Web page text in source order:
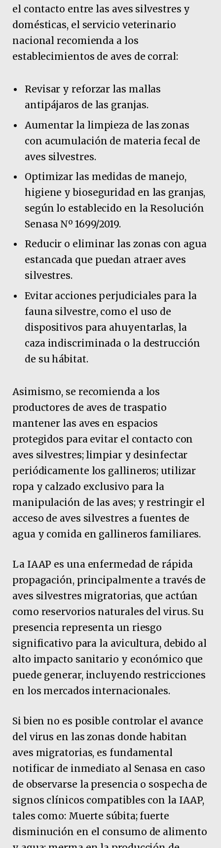
el contacto entre las aves silvestres y
domésticas, el servicio veterinario
nacional recomienda a los
establecimientos de aves de corral:
Revisar y reforzar las mallas
antipájaros de las granjas.
Aumentar la limpieza de las zonas
con acumulación de materia fecal de
aves silvestres.
Optimizar las medidas de manejo,
higiene y bioseguridad en las granjas,
según lo establecido en la Resolución
Senasa Nº 1699/2019.
Reducir o eliminar las zonas con agua
estancada que puedan atraer aves
silvestres.
Evitar acciones perjudiciales para la
fauna silvestre, como el uso de
dispositivos para ahuyentarlas, la
caza indiscriminada o la destrucción
de su hábitat.
Asimismo, se recomienda a los
productores de aves de traspatio
mantener las aves en espacios
protegidos para evitar el contacto con
aves silvestres; limpiar y desinfectar
periódicamente los gallineros; utilizar
ropa y calzado exclusivo para la
manipulación de las aves; y restringir el
acceso de aves silvestres a fuentes de
agua y comida en gallineros familiares.
La IAAP es una enfermedad de rápida
propagación, principalmente a través de
aves silvestres migratorias, que actúan
como reservorios naturales del virus. Su
presencia representa un riesgo
significativo para la avicultura, debido al
alto impacto sanitario y económico que
puede generar, incluyendo restricciones
en los mercados internacionales.
Si bien no es posible controlar el avance
del virus en las zonas donde habitan
aves migratorias, es fundamental
notificar de inmediato al Senasa en caso
de observarse la presencia o sospecha de
signos clínicos compatibles con la IAAP,
tales como: Muerte súbita; fuerte
disminución en el consumo de alimento